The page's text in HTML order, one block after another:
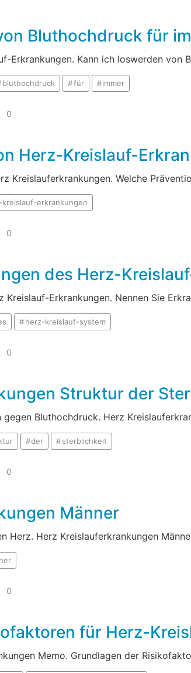
Bluthochdruck für
Erkrankungen. Kann ich loswerden von
bluthochdruck für immer
0
Herz-Kreislauf-
Kreislauferkrankungen. Welche
kreislauf-erkrankungen
0
des Herz-
Erkrankungen. Nennen Sie
herz-kreislauf-system
0
Struktur der
Bluthochdruck. Herz
der sterblichkeit
0
Männer
Herz. Herz Kreislauferkrankungen
0
für Herz-
Memo. Grundlagen der